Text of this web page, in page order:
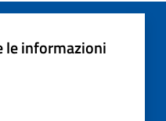
le informazioni